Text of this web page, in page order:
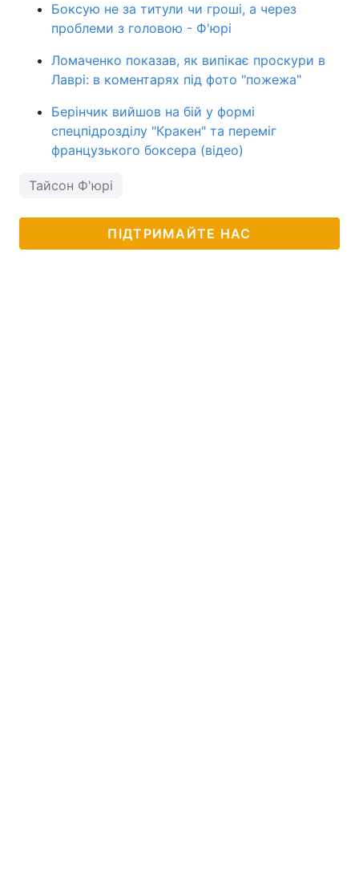
Боксую не за титули чи гроші, а через
проблеми з головою - Ф'юрі
Ломаченко показав, як випікає проскури в
Лаврі: в коментарях під фото "пожежа"
Берінчик вийшов на бій у формі
спецпідрозділу "Кракен" та переміг
французького боксера (відео)
Тайсон Ф'юрі
ПІДТРИМАЙТЕ НАС